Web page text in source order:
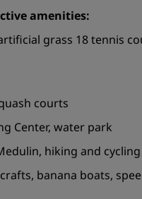
amenities:
grass 18 tennis
courts
Center, water park
hiking and
banana boats,